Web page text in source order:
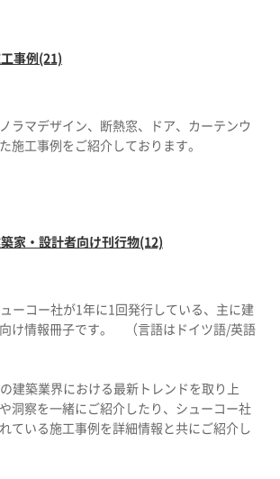
事例(21)
ラマデザイン、断熱窓、ドア、カーテンウ
施工事例をご紹介しております。
家・設計者向け刊行物(12)
ーコー社が1年に1回発行している、主に建
け情報冊子です。 （言語はドイツ語/英語
建築業界における最新トレンドを取り上
洞察を一緒にご紹介したり、シューコー社
ている施工事例を詳細情報と共にご紹介し